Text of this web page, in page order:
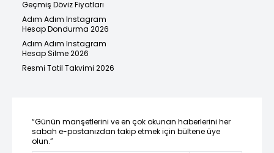
Geçmiş Döviz Fiyatları
Adım Adım Instagram
Hesap Dondurma 2026
Adım Adım Instagram
Hesap Silme 2026
Resmi Tatil Takvimi 2026
“Günün manşetlerini ve en çok okunan haberlerini her
sabah e-postanızdan takip etmek için bültene üye
olun.”